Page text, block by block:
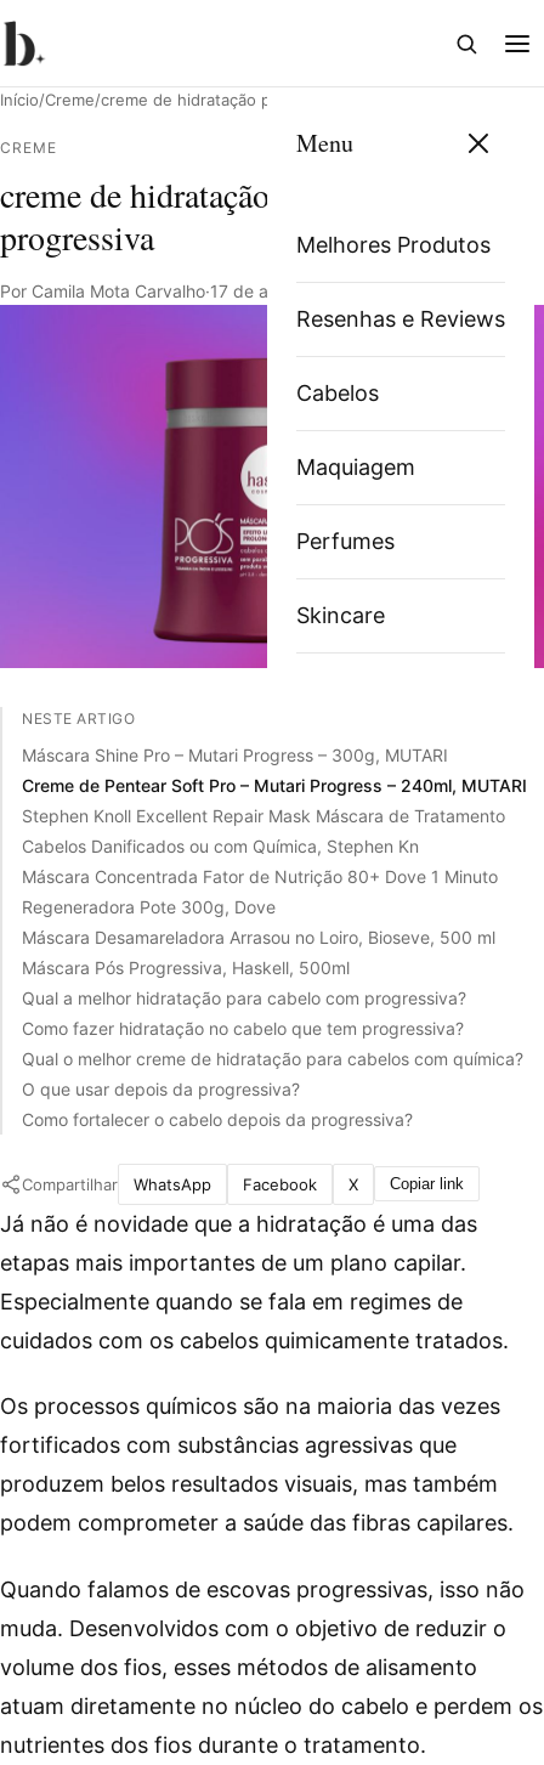
Abrir
Menu
Melhores Produtos
Resenhas e Reviews
Cabelos
Maquiagem
Perfumes
Skincare
Início/Creme/creme de hidratação para cabelos com progressiva
CREME
creme de hidratação para cabelos com
progressiva
Por Camila Mota Carvalho·17 de abril de 2023
NESTE ARTIGO
Máscara Shine Pro – Mutari Progress – 300g, MUTARI
Creme de Pentear Soft Pro – Mutari Progress – 240ml, MUTARI
Stephen Knoll Excellent Repair Mask Máscara de Tratamento
Cabelos Danificados ou com Química, Stephen Kn
Máscara Concentrada Fator de Nutrição 80+ Dove 1 Minuto
Regeneradora Pote 300g, Dove
Máscara Desamareladora Arrasou no Loiro, Bioseve, 500 ml
Máscara Pós Progressiva, Haskell, 500ml
Qual a melhor hidratação para cabelo com progressiva?
Como fazer hidratação no cabelo que tem progressiva?
Qual o melhor creme de hidratação para cabelos com química?
O que usar depois da progressiva?
Como fortalecer o cabelo depois da progressiva?
Compartilhar WhatsApp Facebook X Copiar link
Já não é novidade que a hidratação é uma das
etapas mais importantes de um plano capilar.
Especialmente quando se fala em regimes de
cuidados com os cabelos quimicamente tratados.
Os processos químicos são na maioria das vezes
fortificados com substâncias agressivas que
produzem belos resultados visuais, mas também
podem comprometer a saúde das fibras capilares.
Quando falamos de escovas progressivas, isso não
muda. Desenvolvidos com o objetivo de reduzir o
volume dos fios, esses métodos de alisamento
atuam diretamente no núcleo do cabelo e perdem os
nutrientes dos fios durante o tratamento.